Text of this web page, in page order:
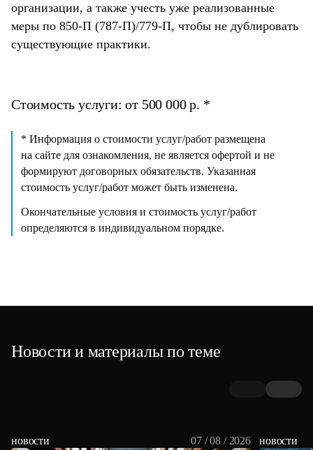
организации, а также учесть уже реализованные
меры по 850-П (787-П)/779-П, чтобы не дублировать
существующие практики.
Стоимость услуги: от 500 000 р. *
* Информация о стоимости услуг/работ размещена
на сайте для ознакомления, не является офертой и не
формируют договорных обязательств. Указанная
стоимость услуг/работ может быть изменена.
Окончательные условия и стоимость услуг/работ
определяются в индивидуальном порядке.
Новости и материалы по теме
новости 07 / 08 / 2026 новости